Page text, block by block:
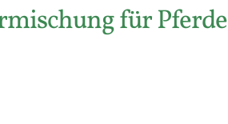
für Pferde